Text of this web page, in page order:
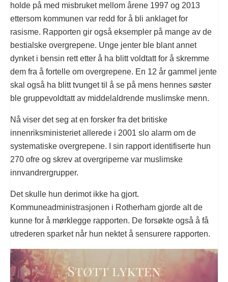
holde på med misbruket mellom årene 1997 og 2013
ettersom kommunen var redd for å bli anklaget for
rasisme. Rapporten gir også eksempler på mange av de
bestialske overgrepene. Unge jenter ble blant annet
dynket i bensin rett etter å ha blitt voldtatt for å skremme
dem fra å fortelle om overgrepene. En 12 år gammel jente
skal også ha blitt tvunget til å se på mens hennes søster
ble gruppevoldtatt av middelaldrende muslimske menn.
Nå viser det seg at en forsker fra det britiske
innenriksministeriet allerede i 2001 slo alarm om de
systematiske overgrepene. I sin rapport identifiserte hun
270 ofre og skrev at overgriperne var muslimske
innvandrergrupper.
Det skulle hun derimot ikke ha gjort.
Kommuneadministrasjonen i Rotherham gjorde alt de
kunne for å mørklegge rapporten. De forsøkte også å få
utrederen sparket når hun nektet å sensurere rapporten.